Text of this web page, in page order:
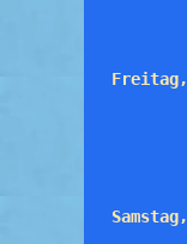
Freitag,
Samstag,